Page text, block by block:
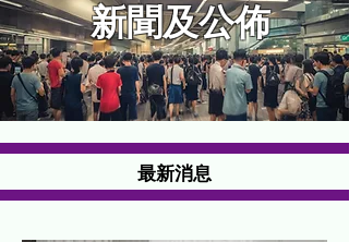
新聞及公佈
最新消息